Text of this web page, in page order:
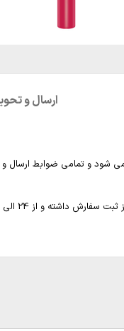
ارسال و
شود و تمامی ضوابط ارسال
24 الی 72 ساعت متغیر می باشد.